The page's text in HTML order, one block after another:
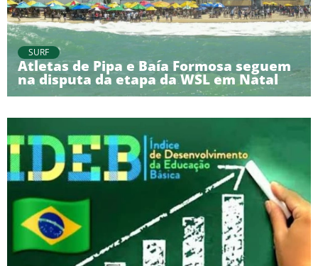
SURF
Atletas de Pipa e Baía Formosa seguem
na disputa da etapa da WSL em Natal